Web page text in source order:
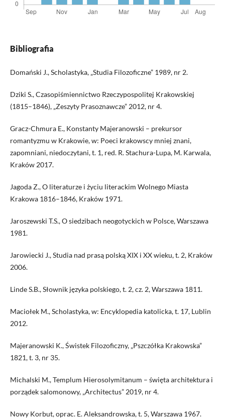
Bibliografia
Domański J., Scholastyka, „Studia Filozoficzne” 1989, nr 2.
Dziki S., Czasopiśmiennictwo Rzeczypospolitej Krakowskiej
(1815–1846), „Zeszyty Prasoznawcze” 2012, nr 4.
Gracz-Chmura E., Konstanty Majeranowski – prekursor
romantyzmu w Krakowie, w: Poeci krakowscy mniej znani,
zapomniani, niedoczytani, t. 1, red. R. Stachura-Lupa, M. Karwala,
Kraków 2017.
Jagoda Z., O literaturze i życiu literackim Wolnego Miasta
Krakowa 1816–1846, Kraków 1971.
Jaroszewski T.S., O siedzibach neogotyckich w Polsce, Warszawa
1981.
Jarowiecki J., Studia nad prasą polską XIX i XX wieku, t. 2, Kraków
2006.
Linde S.B., Słownik języka polskiego, t. 2, cz. 2, Warszawa 1811.
Maciołek M., Scholastyka, w: Encyklopedia katolicka, t. 17, Lublin
2012.
Majeranowski K., Świstek Filozoficzny, „Pszczółka Krakowska”
1821, t. 3, nr 35.
Michalski M., Templum Hierosolymitanum – święta architektura i
porządek salomonowy, „Architectus” 2019, nr 4.
Nowy Korbut, oprac. E. Aleksandrowska, t. 5, Warszawa 1967.